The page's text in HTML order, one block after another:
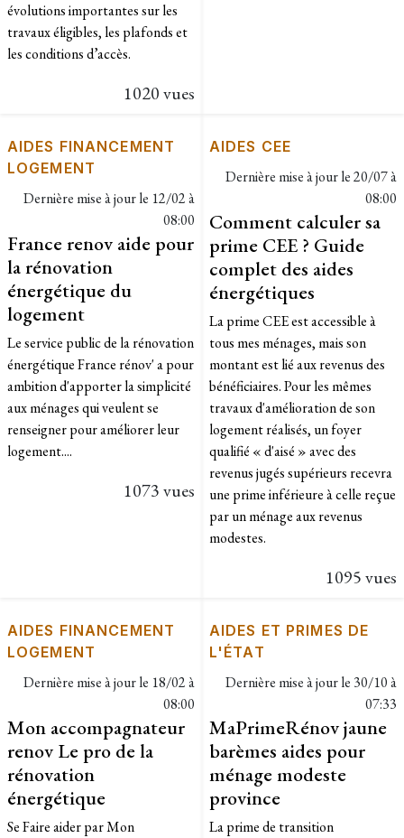
évolutions importantes sur les
travaux éligibles, les plafonds et
les conditions d’accès.
1020 vues
AIDES FINANCEMENT
LOGEMENT
Dernière mise à jour le 12/02 à
08:00
France renov aide pour
la rénovation
énergétique du
logement
Le service public de la rénovation
énergétique France rénov' a pour
ambition d'apporter la simplicité
aux ménages qui veulent se
renseigner pour améliorer leur
logement....
1073 vues
AIDES CEE
Dernière mise à jour le20/07 à
08:00
Comment calculer sa
prime CEE ? Guide
complet des aides
énergétiques
La prime CEE est accessible à
tous mes ménages, mais son
montant est lié aux revenus des
bénéficiaires. Pour les mêmes
travaux d'amélioration de son
logement réalisés, un foyer
qualifié « d'aisé » avec des
revenus jugés supérieurs recevra
une prime inférieure à celle reçue
par un ménage aux revenus
modestes.
1095 vues
AIDES FINANCEMENT
LOGEMENT
Dernière mise à jour le 18/02 à
08:00
Mon accompagnateur
renov Le pro de la
rénovation
énergétique
Se Faire aider par Mon
AIDES ET PRIMES DE
L'ÉTAT
Dernière mise à jour le 30/10 à
07:33
MaPrimeRénov jaune
barèmes aides pour
ménage modeste
province
La prime de transition